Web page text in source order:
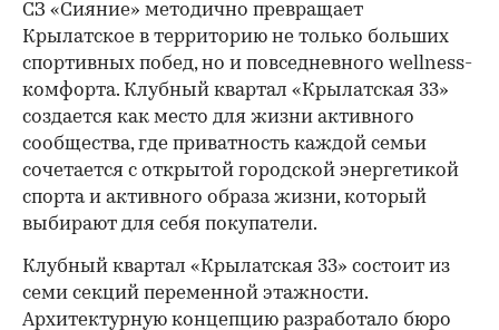
СЗ «Сияние» методично превращает
Крылатское в территорию не только больших
спортивных побед, но и повседневного wellness-
комфорта. Клубный квартал «Крылатская 33»
создается как место для жизни активного
сообщества, где приватность каждой семьи
сочетается с открытой городской энергетикой
спорта и активного образа жизни, который
выбирают для себя покупатели.
Клубный квартал «Крылатская 33» состоит из
семи секций переменной этажности.
Архитектурную концепцию разработало бюро